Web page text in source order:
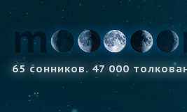
65 сонников. 47 000